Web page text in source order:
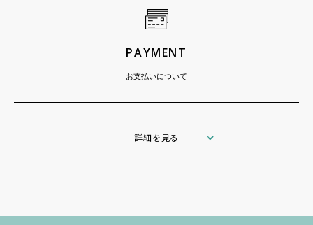
PAYMENT
お支払いについて
詳細を見る